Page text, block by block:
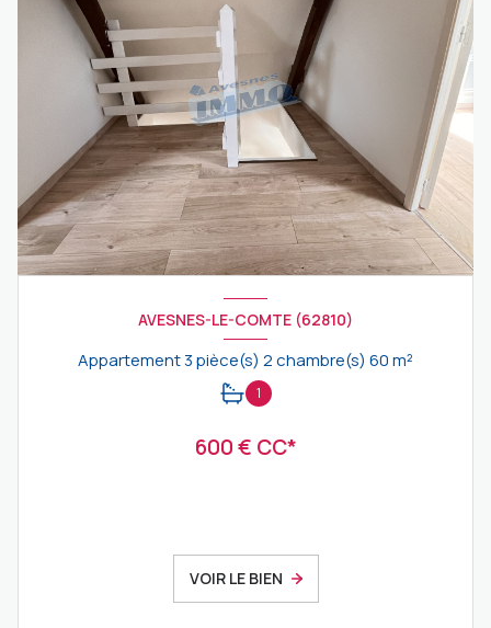
AVESNES-LE-COMTE (62810)
Appartement 3 pièce(s) 2 chambre(s) 60 m²
1
600 € CC*
VOIR LE BIEN